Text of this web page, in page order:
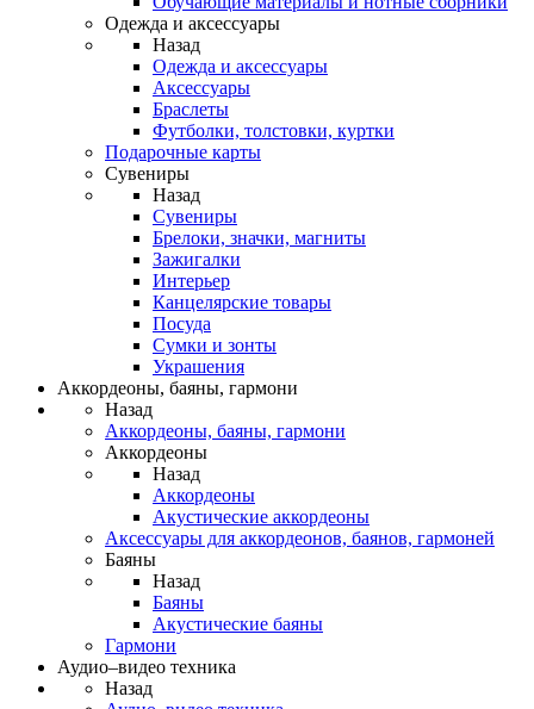
Одежда и аксессуары
Назад
Одежда и аксессуары
Аксессуары
Браслеты
Футболки, толстовки, куртки
Подарочные карты
Сувениры
Назад
Сувениры
Брелоки, значки, магниты
Зажигалки
Интерьер
Канцелярские товары
Посуда
Сумки и зонты
Украшения
Аккордеоны, баяны, гармони
Назад
Аккордеоны, баяны, гармони
Аккордеоны
Назад
Аккордеоны
Акустические аккордеоны
Аксессуары для аккордеонов, баянов, гармоней
Баяны
Назад
Баяны
Акустические баяны
Гармони
Аудио–видео техника
Назад